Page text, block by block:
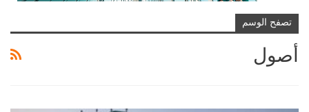
تصفح الوسم
أصول